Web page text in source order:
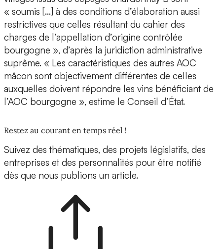
« soumis […] à des conditions d’élaboration aussi
restrictives que celles résultant du cahier des
charges de l’appellation d’origine contrôlée
bourgogne », d’après la juridiction administrative
suprême. « Les caractéristiques des autres AOC
mâcon sont objectivement différentes de celles
auxquelles doivent répondre les vins bénéficiant de
l’AOC bourgogne », estime le Conseil d’État.
Restez au courant en temps réel !
Suivez des thématiques, des projets législatifs, des
entreprises et des personnalités pour être notifié
dès que nous publions un article.